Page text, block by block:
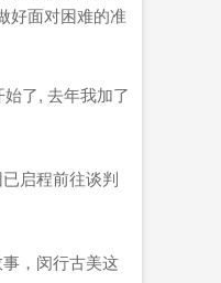
好面对困难的准
了, 去年我加了
启程前往谈判
，闵行古美这